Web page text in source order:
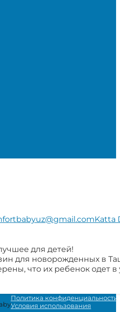
Katta
Instagram
в Telegram
нами в YouTube
для детей!
для новорожденных в
что их ребенок одет
Политика конфиденциальности
Условия использования